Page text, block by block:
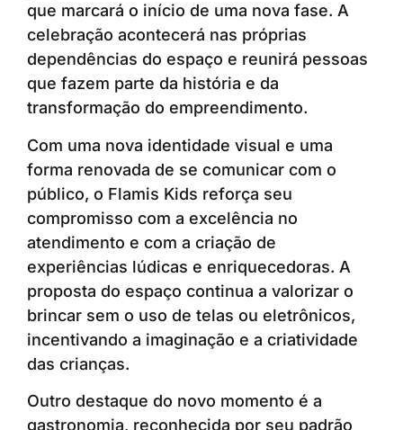
que marcará o início de uma nova fase. A
celebração acontecerá nas próprias
dependências do espaço e reunirá pessoas
que fazem parte da história e da
transformação do empreendimento.
Com uma nova identidade visual e uma
forma renovada de se comunicar com o
público, o Flamis Kids reforça seu
compromisso com a excelência no
atendimento e com a criação de
experiências lúdicas e enriquecedoras. A
proposta do espaço continua a valorizar o
brincar sem o uso de telas ou eletrônicos,
incentivando a imaginação e a criatividade
das crianças.
Outro destaque do novo momento é a
gastronomia, reconhecida por seu padrão